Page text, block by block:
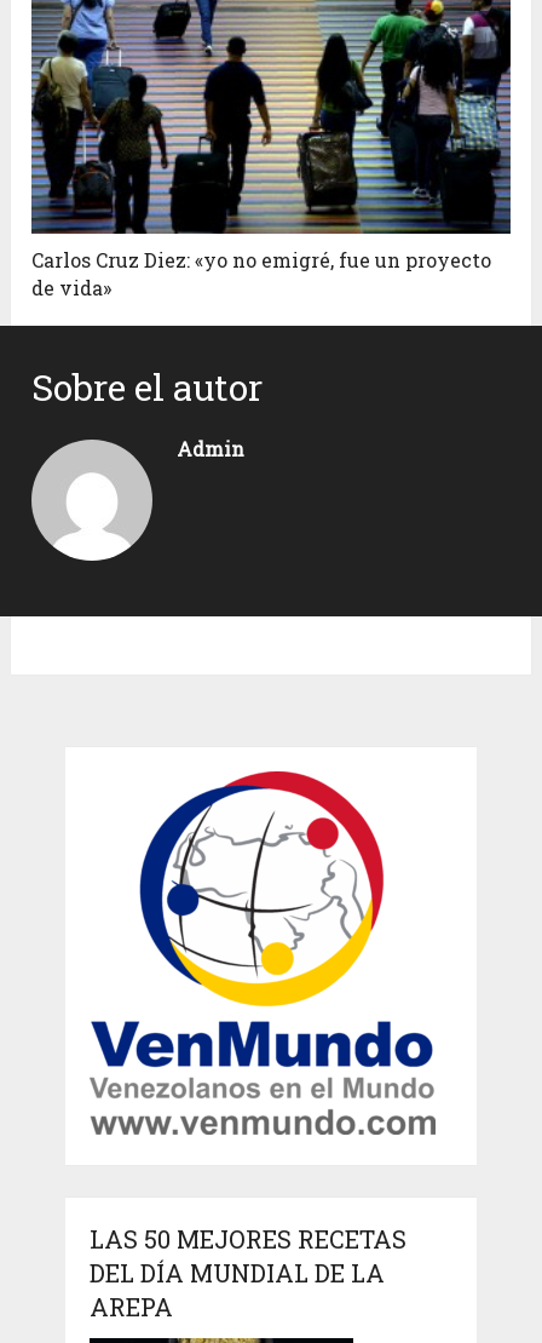
Carlos Cruz Diez: «yo no emigré, fue un proyecto
de vida»
Sobre el autor
Admin
LAS 50 MEJORES RECETAS
DEL DÍA MUNDIAL DE LA
AREPA